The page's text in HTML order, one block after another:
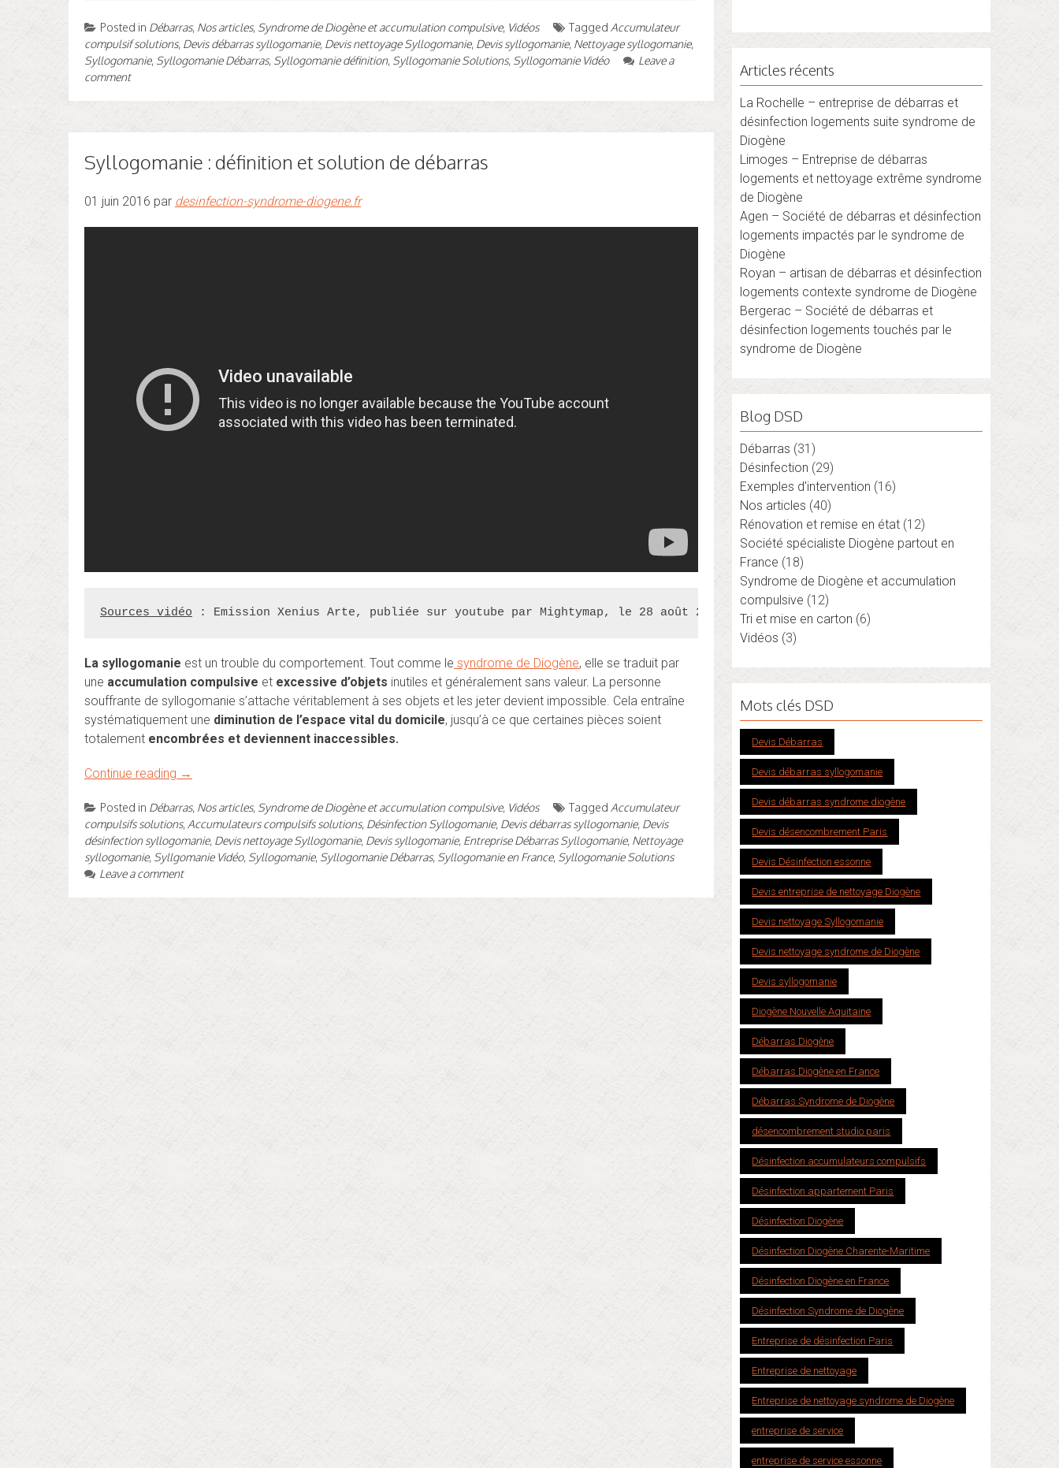
Posted in Débarras, Nos articles, Syndrome de Diogène et accumulation compulsive, Vidéos Tagged Accumulateur
compulsif solutions, Devis débarras syllogomanie, Devis nettoyage Syllogomanie, Devis syllogomanie, Nettoyage syllogomanie,
Syllogomanie, Syllogomanie Débarras, Syllogomanie définition, Syllogomanie Solutions, Syllogomanie Vidéo
Leave a
comment
Syllogomanie : définition et solution de débarras
01 juin 2016 par desinfection-syndrome-diogene.fr
Sources vidéo : Emission Xenius Arte, publiée sur youtube par Mightymap, le 28 août 2014
La syllogomanie est un trouble du comportement. Tout comme le syndrome de Diogène, elle se traduit par
une accumulation compulsive et excessive d’objets inutiles et généralement sans valeur. La personne
souffrante de syllogomanie s’attache véritablement à ses objets et les jeter devient impossible. Cela entraîne
systématiquement une diminution de l’espace vital du domicile, jusqu’à ce que certaines pièces soient
totalement encombrées et deviennent inaccessibles.
Continue reading →
Posted in Débarras, Nos articles, Syndrome de Diogène et accumulation compulsive, Vidéos Tagged Accumulateur
compulsifs solutions, Accumulateurs compulsifs solutions, Désinfection Syllogomanie, Devis débarras syllogomanie, Devis
désinfection syllogomanie, Devis nettoyage Syllogomanie, Devis syllogomanie, Entreprise Débarras Syllogomanie, Nettoyage
syllogomanie, Syllgomanie Vidéo, Syllogomanie, Syllogomanie Débarras, Syllogomanie en France, Syllogomanie Solutions
Leave a comment
Articles récents
La Rochelle – entreprise de débarras et
désinfection logements suite syndrome de
Diogène
Limoges – Entreprise de débarras
logements et nettoyage extrême syndrome
de Diogène
Agen – Société de débarras et désinfection
logements impactés par le syndrome de
Diogène
Royan – artisan de débarras et désinfection
logements contexte syndrome de Diogène
Bergerac – Société de débarras et
désinfection logements touchés par le
syndrome de Diogène
Blog DSD
Débarras (31)
Désinfection (29)
Exemples d'intervention (16)
Nos articles (40)
Rénovation et remise en état (12)
Société spécialiste Diogène partout en
France (18)
Syndrome de Diogène et accumulation
compulsive (12)
Tri et mise en carton (6)
Vidéos (3)
Mots clés DSD
Devis Débarras
Devis débarras syllogomanie
Devis débarras syndrome diogène
Devis désencombrement Paris
Devis Désinfection essonne
Devis entreprise de nettoyage Diogène
Devis nettoyage Syllogomanie
Devis nettoyage syndrome de Diogène
Devis syllogomanie
Diogène Nouvelle Aquitaine
Débarras Diogène
Débarras Diogène en France
Débarras Syndrome de Diogène
désencombrement studio paris
Désinfection accumulateurs compulsifs
Désinfection appartement Paris
Désinfection Diogène
Désinfection Diogène Charente-Maritime
Désinfection Diogène en France
Désinfection Syndrome de Diogène
Entreprise de désinfection Paris
Entreprise de nettoyage
Entreprise de nettoyage syndrome de Diogène
entreprise de service
entreprise de service essonne